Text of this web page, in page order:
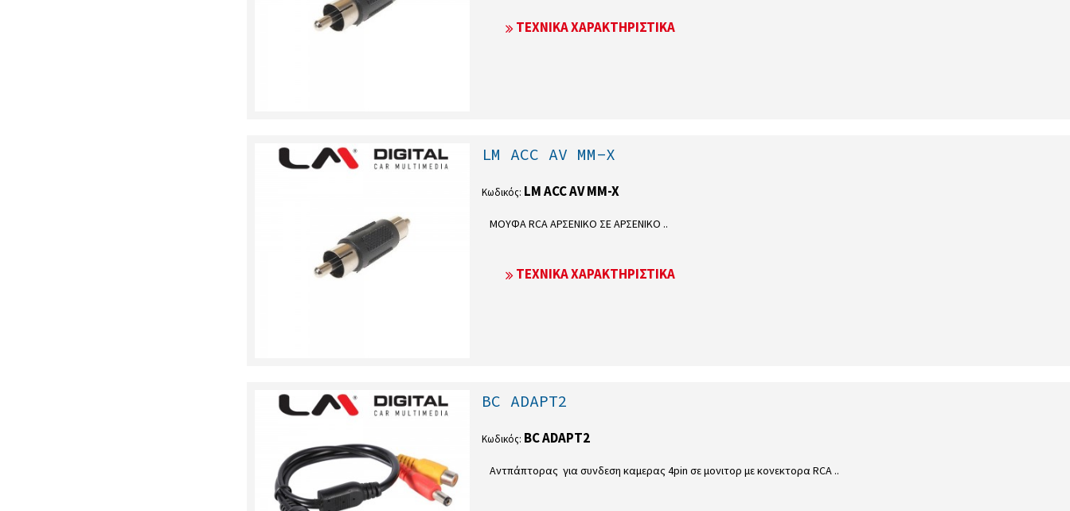
ΤΕΧΝΙΚΆ ΧΑΡΑΚΤΗΡΙΣΤΙΚΆ
LM ACC AV MM-X
Κωδικός: LM ACC AV MM-X
ΜΟΥΦΑ RCA ΑΡΣΕΝΙΚΟ ΣΕ ΑΡΣΕΝΙΚΟ ..
ΤΕΧΝΙΚΆ ΧΑΡΑΚΤΗΡΙΣΤΙΚΆ
BC ADAPT2
Κωδικός: BC ADAPT2
Αντπάπτορας για συνδεση καμερας 4pin σε μονιτορ με κονεκτορα RCA ..